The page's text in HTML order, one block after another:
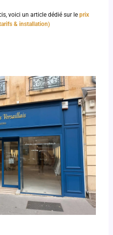
voici un article dédié sur leprix
& installation)